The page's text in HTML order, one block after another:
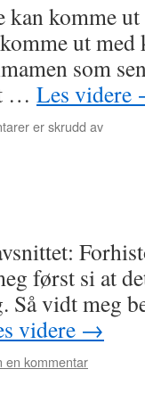
kan komme
ut med
som
… Les videre
er skrudd avfor
først si at
Så vidt meg
videre →
en kommentar